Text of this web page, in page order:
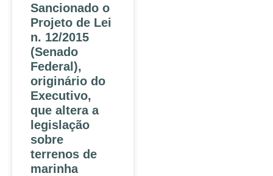
Sancionado o
Projeto de Lei
n. 12/2015
(Senado
Federal),
originário do
Executivo,
que altera a
legislação
sobre
terrenos de
marinha